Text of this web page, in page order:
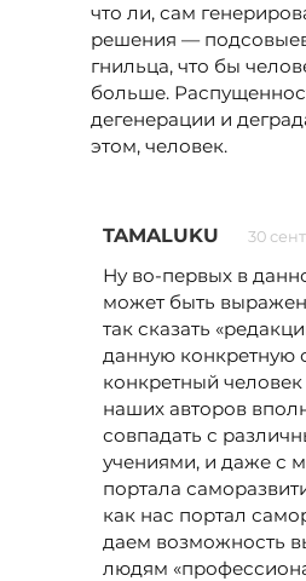
что ли, сам
решения —
гнильца, что бы
больше.
дегенерации и
этом, человек.
TAMALUKU 30
Ну во-первых в
может быть
так сказать
данную конкретную
конкретный
наших авторов
совпадать с
учениями, и даже с
портала
как нас портал
даем возможность
людям